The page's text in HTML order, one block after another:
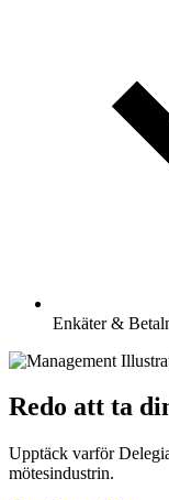
Enkäter &
Redo att ta
Upptäck varför
mötesindustrin.